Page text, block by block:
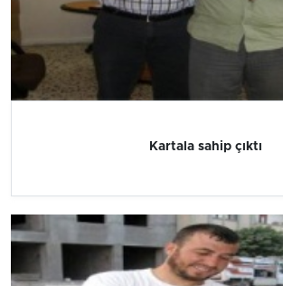
Kartala sahip çıktı